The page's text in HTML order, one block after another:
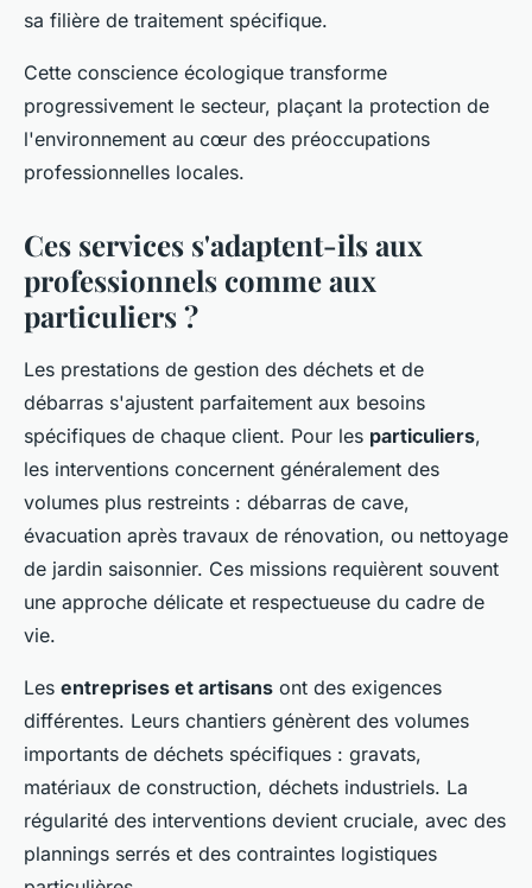
sa filière de traitement spécifique.
Cette conscience écologique transforme
progressivement le secteur, plaçant la protection de
l'environnement au cœur des préoccupations
professionnelles locales.
Ces services s'adaptent-ils aux
professionnels comme aux
particuliers ?
Les prestations de gestion des déchets et de
débarras s'ajustent parfaitement aux besoins
spécifiques de chaque client. Pour les particuliers,
les interventions concernent généralement des
volumes plus restreints : débarras de cave,
évacuation après travaux de rénovation, ou nettoyage
de jardin saisonnier. Ces missions requièrent souvent
une approche délicate et respectueuse du cadre de
vie.
Les entreprises et artisans ont des exigences
différentes. Leurs chantiers génèrent des volumes
importants de déchets spécifiques : gravats,
matériaux de construction, déchets industriels. La
régularité des interventions devient cruciale, avec des
plannings serrés et des contraintes logistiques